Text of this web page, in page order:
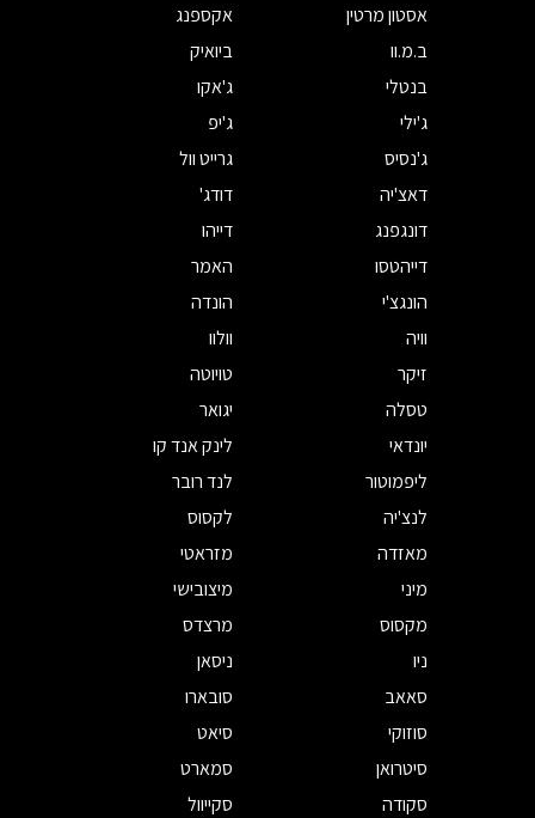
אסטון מרטין
אקספנג
ב.מ.וו
ביואיק
בנטלי
ג'אקו
ג'ילי
ג'יפ
ג'נסיס
גרייט וול
דאצ'יה
דודג'
דונגפנג
דייהו
דייהטסו
האמר
הונגצ'י
הונדה
וויה
וולוו
זיקר
טויוטה
טסלה
יגואר
יונדאי
לינק אנד קו
ליפמוטור
לנד רובר
לנצ'יה
לקסוס
מאזדה
מזראטי
מיני
מיצובישי
מקסוס
מרצדס
ניו
ניסאן
סאאב
סובארו
סוזוקי
סיאט
סיטרואן
סמארט
סקודה
סקייוול